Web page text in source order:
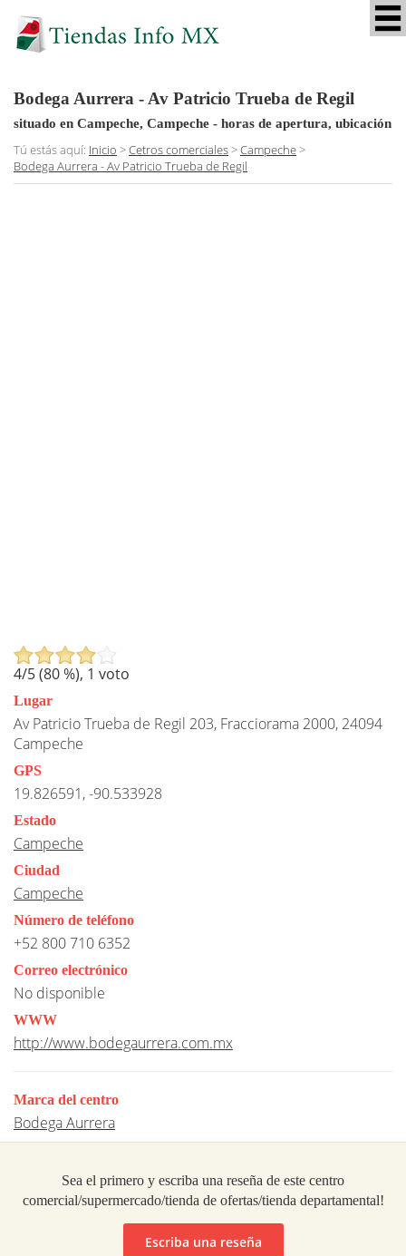
Bodega Aurrera - Av Patricio Trueba de Regil
situado en Campeche, Campeche - horas de apertura, ubicación
Tú estás aquí: Inicio >Cetros comerciales>Campeche>
Bodega Aurrera - Av Patricio Trueba de Regil
4/5 (80%), 1 voto
Lugar
Av Patricio Trueba de Regil 203, Fracciorama 2000, 24094
Campeche
GPS
19.826591, -90.533928
Estado
Campeche
Ciudad
Campeche
Número de teléfono
+52 800 710 6352
Correo electrónico
No disponible
WWW
http://www.bodegaurrera.com.mx
Marca del centro
Bodega Aurrera
Sea el primero y escriba una reseña de este centro
comercial/supermercado/tienda de ofertas/tienda departamental!
Escriba una reseña